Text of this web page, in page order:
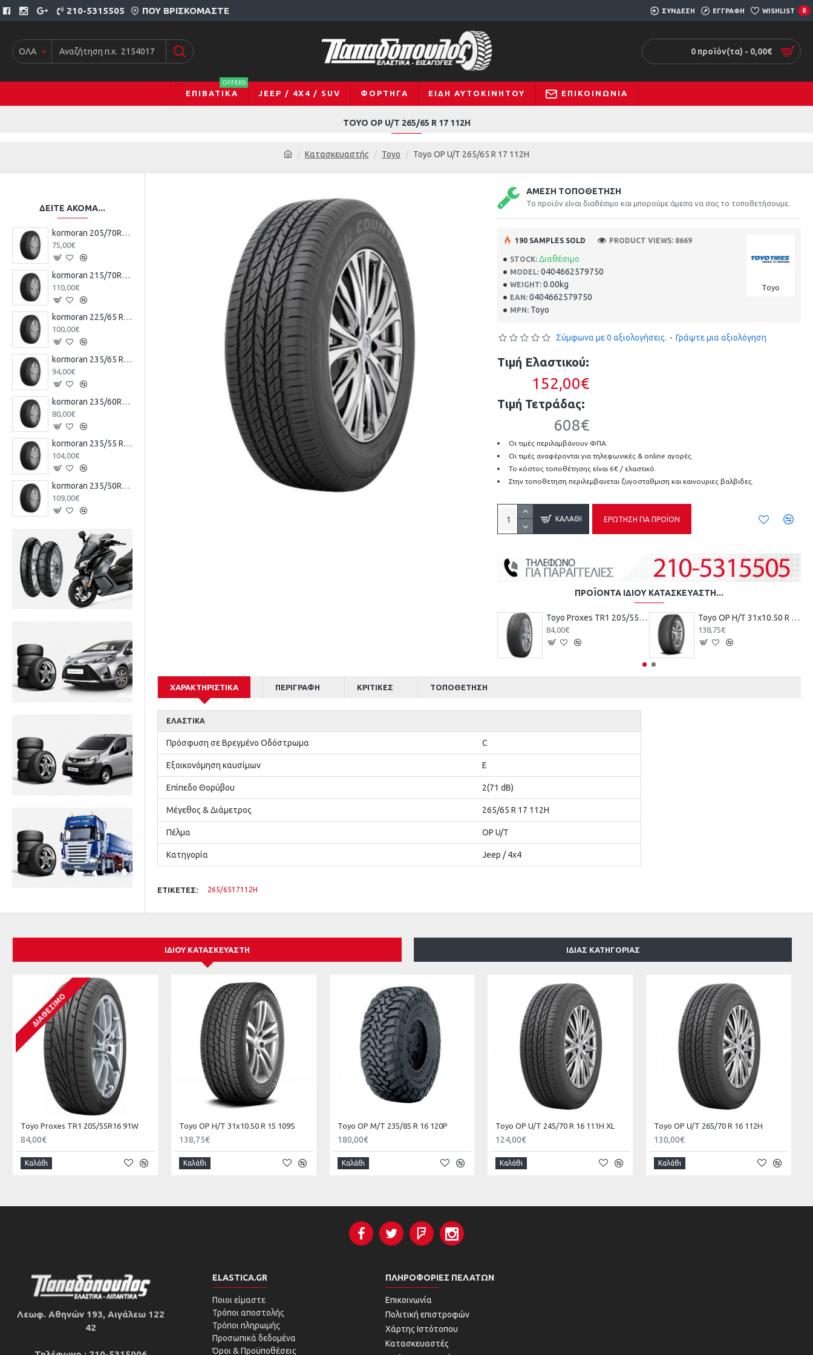
210-5315505 ΠΟΥ ΒΡΙΣΚΌΜΑΣΤΕ ΣΥΝΔΕΣΗ ΕΓΓΡΑΦΗ WISHLIST 0
ΟΛΑ 0 προϊόν(τα) - 0,00€
ΕΠΙΒΑΤΙΚΆ
OFFERS
JEEP / 4X4 / SUV ΦΟΡΤΗΓΆ ΕΊΔΗ ΑΥΤΟΚΙΝΉΤΟΥ ΕΠΙΚΟΙΝΩΝΊΑ
Κατασκευαστής Toyo Toyo ΟΡ U/Τ 265/65 R 17 112H
TOYO ΟΡ U/Τ 265/65 R 17 112H
ΔΕΊΤΕ ΑΚΌΜΑ...
kormoran 205/70R15 96H TL SUV SUMMER KO
75,00€
kormoran 215/70R16 100H TL SUV SUMMER KO
110,00€
kormoran 225/65 R17 106H EXTRA LOAD TL SUV SUMMER KO
100,00€
kormoran 235/65 R17 104V TL SUV SUMMER KO
94,00€
kormoran 235/60R17 102V TL SUV SUMMER KO
80,00€
kormoran 235/55 R17 103V EXTRA LOAD TL SUV SUMMER KO
104,00€
kormoran 235/50R18 97V TL SUV SUMMER KO
109,00€
ΆΜΕΣΗ ΤΟΠΟΘΈΤΗΣΗ
Το προϊόν είναι διαθέσιμο και μπορούμε άμεσα να σας το τοποθετήσουμε.
STOCK: Διαθέσιμο
MODEL: 0404662579750
WEIGHT: 0.00kg
EAN: 0404662579750
MPN: Toyo
Toyo
190 SAMPLES SOLD PRODUCT VIEWS: 8669
Σύμφωνα με 0 αξιολογήσεις. - Γράψτε μια αξιολόγηση
Τιμή Ελαστικού:
152,00€
Τιμή Τετράδας:
608€
Οι τιμές περιλαμβάνουν ΦΠΑ
Οι τιμές αναφέρονται για τηλεφωνικές & online αγορές.
Το κόστος τοποθέτησης είναι 6€ / ελαστικό.
Στην τοποθετηση περιλεμβανεται ζυγοσταθμιση και καινουριες βαλβιδες.
ΚΑΛΆΘΙ ΕΡΏΤΗΣΗ ΓΙΑ ΠΡΟΪΌΝ
ΠΡΟΪΌΝΤΑ ΊΔΙΟΥ ΚΑΤΑΣΚΕΥΑΣΤΉ...
Toyo Ρroxes TR1 205/55R16 91W
84,00€
Toyo ΟΡ Η/Τ 31x10.50 R 15 109S
138,75€
ΧΑΡΑΚΤΗΡΙΣΤΙΚΆ ΠΕΡΙΓΡΑΦΉ ΚΡΙΤΙΚΈΣ ΤΟΠΟΘΈΤΗΣΗ
ΕΛΑΣΤΙΚΆ
Πρόσφυση σε Βρεγμένο Οδόστρωμα C
Εξοικονόμηση καυσίμων E
Επίπεδο Θορύβου 2(71 dB)
Μέγεθος & Διάμετρος 265/65 R 17 112H
Πέλμα ΟΡ U/Τ
Κατηγορία Jeep / 4x4
ΕΤΙΚΈΤΕΣ: 265/6517112H
ΊΔΙΟΥ ΚΑΤΑΣΚΕΥΑΣΤΉ ΊΔΙΑΣ ΚΑΤΗΓΟΡΊΑΣ
ΔΙΑΘΈΣΙΜΟ
Toyo Ρroxes TR1 205/55R16 91W
84,00€
Καλάθι
Toyo ΟΡ Η/Τ 31x10.50 R 15 109S
138,75€
Καλάθι
Toyo ΟΡ M/Τ 235/85 R 16 120P
180,00€
Καλάθι
Toyo ΟΡ U/Τ 245/70 R 16 111H XL
124,00€
Καλάθι
Toyo ΟΡ U/Τ 265/70 R 16 112H
130,00€
Καλάθι
Λεωφ. Αθηνών 193, Αιγάλεω 122
42
ELASTICA.GR
Ποιοι είμαστε
Τρόποι αποστολής
Τρόποι πληρωμής
Προσωπικά δεδομένα
Όροι & Προϋποθέσεις
ΠΛΗΡΟΦΟΡΊΕΣ ΠΕΛΑΤΏΝ
Επικοινωνία
Πολιτική επιστροφών
Χάρτης Ιστότοπου
Κατασκευαστές